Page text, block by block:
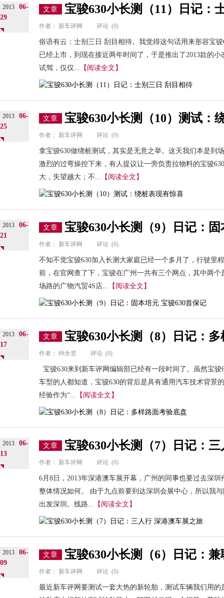
2013
06-
29
文章 宝骏630小长测（11）日记：
作者： 新车评网 评论 (0)
俗语有云：士别三日 刮目相待。我觉得这句话用来形容宝
已经上市，到现在接近两年时间了，于是推出了2013款的
试驾，仅仅... 【阅读全文】
2013
06-
25
文章 宝骏630小长测（10）测试：
作者： 新车评网 评论 (0)
拿宝骏630做绕桩测试，其实是无意之举。这天我们本是到
激烈的过弯操控下来，有人提议让一旁负责拉物料的宝骏
大，失望越大；不... 【阅读全文】
2013
06-
21
文章 宝骏630小长测（9）日记：
作者： 新车评网 评论 (0)
不知不觉宝骏630加入长测大家庭已经一个多月了，行驶里
前，在官网查了下，宝骏在广州一共有三个网点，其中两
场路的广物汽贸4S店... 【阅读全文】
2013
06-
17
文章 宝骏630小长测（8）日记：
作者： 钟永坚 评论 (0)
宝骏630来到新车评网编辑部已经有一段时间了。虽然宝
车型的人都知道，宝骏630的背后是具有通用汽车技术背景
经验作为“... 【阅读全文】
2013
06-
13
文章 宝骏630小长测（7）日记：
作者： 新车评网 评论 (0)
6月8日，2013年深港澳车展开幕，广州的同事也要过去深
整体情况如何。 由于九点前要到达深圳会展中心，所以我
出发深圳。线路... 【阅读全文】
2013
06-
09
文章 宝骏630小长测（6）日记：
作者： 新车评网 评论 (0)
最近新车评网要测试一套大热的新轮胎，测试车辆我们用